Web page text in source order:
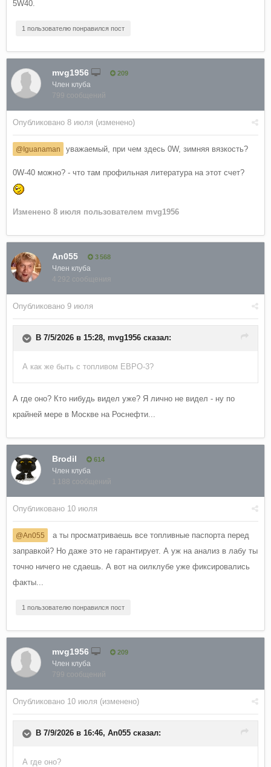
5W40.
1 пользователю понравился пост
mvg1956 209
Член клуба
799 сообщений
Опубликовано 8 июля (изменено)
@Iguanaman уважаемый, при чем здесь 0W, зимняя вязкость?
0W-40 можно? - что там профильная литература на этот счет?
Изменено 8 июля пользователем mvg1956
An055 3 568
Член клуба
4 292 сообщения
Опубликовано 9 июля
В 7/5/2026 в 15:28, mvg1956 сказал:
А как же быть с топливом ЕВРО-3?
А где оно? Кто нибудь видел уже? Я лично не видел - ну по
крайней мере в Москве на Роснефти...
Brodil 614
Член клуба
1 188 сообщений
Опубликовано 10 июля
@An055
а ты просматриваешь все топливные паспорта перед
заправкой? Но даже это не гарантирует. А уж на анализ в лабу ты
точно ничего не сдаешь. А вот на оилклубе уже фиксировались
факты...
1 пользователю понравился пост
mvg1956 209
Член клуба
799 сообщений
Опубликовано 10 июля (изменено)
В 7/9/2026 в 16:46, An055 сказал:
А где оно?